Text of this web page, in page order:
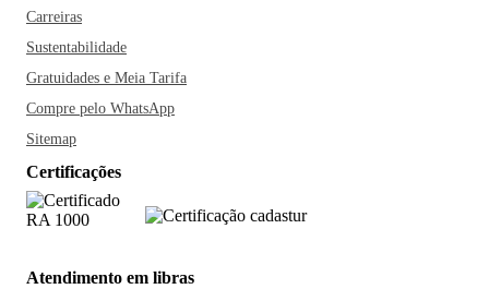
Carreiras
Sustentabilidade
Gratuidades e Meia Tarifa
Compre pelo WhatsApp
Sitemap
Certificações
Atendimento em libras